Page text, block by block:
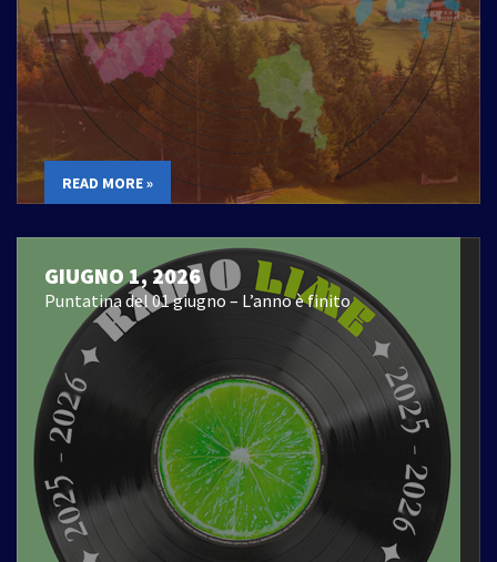
READ MORE »
GIUGNO 1, 2026
Puntatina del 01 giugno – L’anno è finito